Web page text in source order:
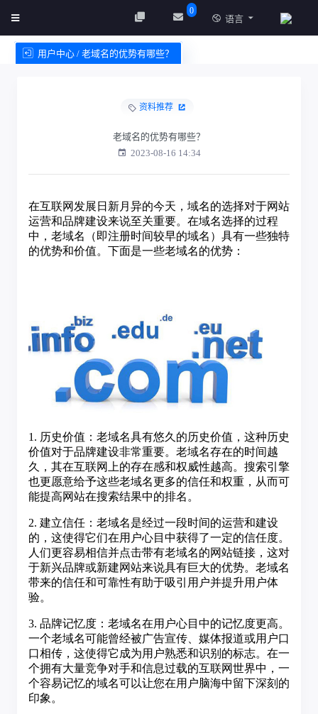
0
语言
用户中心 / 老域名的优势有哪些？
资料推荐
老域名的优势有哪些？
2023-08-16 14:34